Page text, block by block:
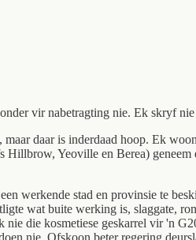
vir nabetragting nie. Ek skryf
daar is inderdaad hoop. Ek
Hillbrow, Yeoville en Berea)
werkende stad en provinsie te
wat buite werking is, slaggate,
die kosmetiese geskarrel vir 'n